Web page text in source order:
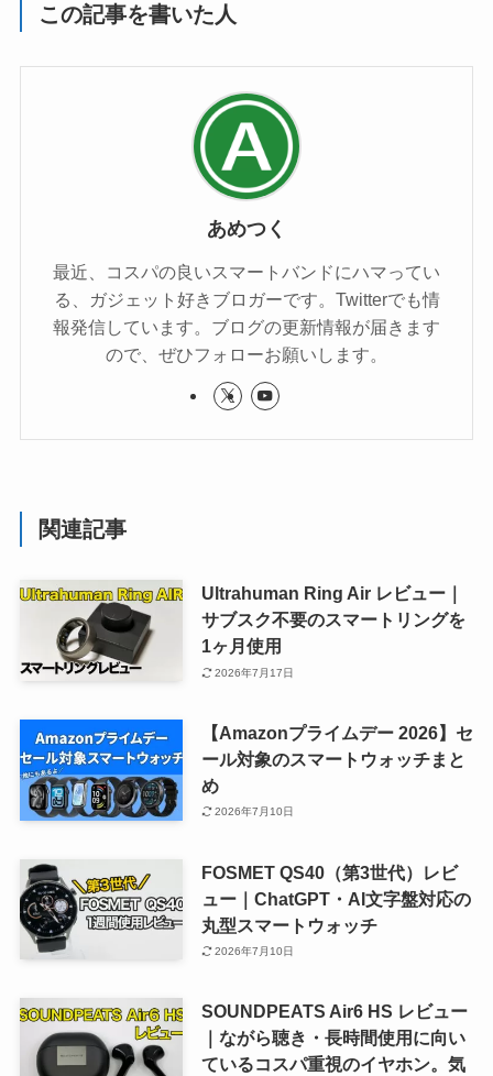
この記事を書いた人
あめつく
最近、コスパの良いスマートバンドにハマってい
る、ガジェット好きブロガーです。Twitterでも情
報発信しています。ブログの更新情報が届きます
ので、ぜひフォローお願いします。
関連記事
Ultrahuman Ring Air レビュー｜
サブスク不要のスマートリングを
1ヶ月使用
2026年7月17日
【Amazonプライムデー 2026】セ
ール対象のスマートウォッチまと
め
2026年7月10日
FOSMET QS40（第3世代）レビ
ュー｜ChatGPT・AI文字盤対応の
丸型スマートウォッチ
2026年7月10日
SOUNDPEATS Air6 HS レビュー
｜ながら聴き・長時間使用に向い
ているコスパ重視のイヤホン。気